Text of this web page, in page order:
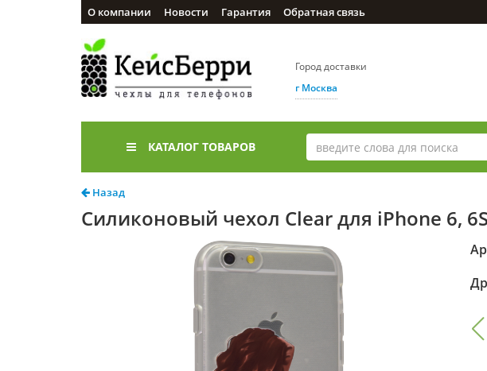
О компании Новости Гарантия Обратная связь
Город доставки
г Москва
КАТАЛОГ ТОВАРОВ
Назад
Силиконовый чехол Clear для iPhone 6,